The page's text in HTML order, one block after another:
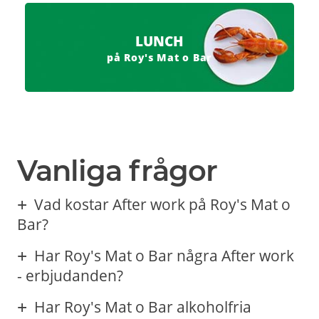
LUNCH
på Roy's Mat o Bar
Vanliga frågor
Vad kostar After work på Roy's Mat o
Bar?
Har Roy's Mat o Bar några After work
- erbjudanden?
Har Roy's Mat o Bar alkoholfria